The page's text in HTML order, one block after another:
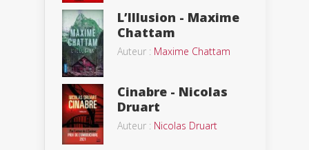
L’Illusion - Maxime
Chattam
Auteur : Maxime Chattam
Cinabre - Nicolas
Druart
Auteur : Nicolas Druart